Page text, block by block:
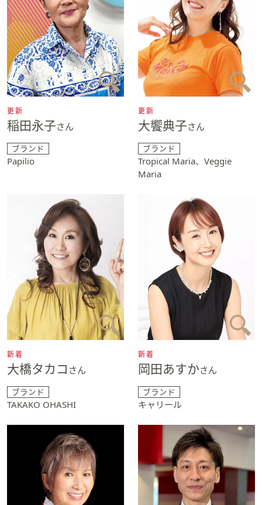
更新
稲田永子さん
ブランド
Papilio
更新
大饗典子さん
ブランド
Tropical Maria、Veggie
Maria
新着
大橋タカコ さん
ブランド
TAKAKO OHASHI
新着
岡田あすかさん
ブランド
キャリール